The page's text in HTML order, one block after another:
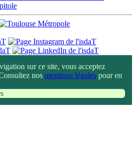
sur ce site, vous acceptez
nos mentions légales pour en